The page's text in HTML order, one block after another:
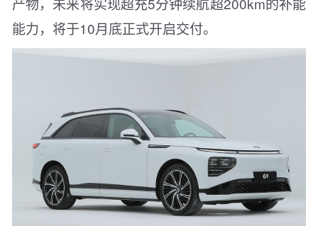
能力，将于10月底正式开启交付。